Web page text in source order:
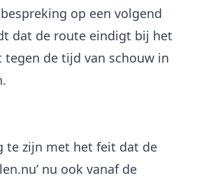
op een volgend
dat de route eindigt bij het
tegen de tijd van schouw in
te zijn met het feit dat de
nu ook vanaf de